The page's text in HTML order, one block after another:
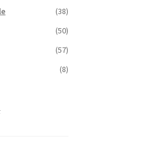
(38)
(50)
(57)
(8)